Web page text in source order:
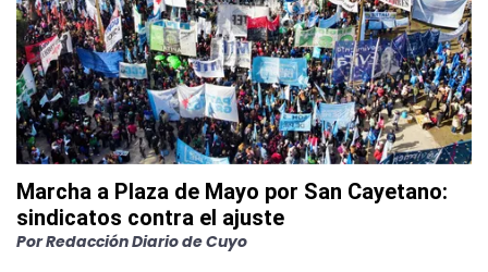
Marcha a Plaza de Mayo por San Cayetano:
sindicatos contra el ajuste
PorRedacción Diario de Cuyo